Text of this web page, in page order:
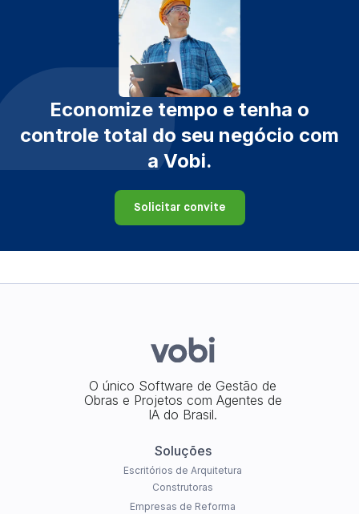
Economize tempo e tenha o
controle total do seu negócio com
a Vobi.
Solicitar convite
O único Software de Gestão de
Obras e Projetos com Agentes de
IA do Brasil.
Soluções
Escritórios de Arquitetura
Construtoras
Empresas de Reforma